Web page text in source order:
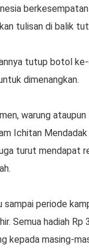
tulisan di balik
tutup botol
dimenangkan.
warung
Ichitan
turut mendapat
sampai periode
Semua hadiah Rp
kepada masing-